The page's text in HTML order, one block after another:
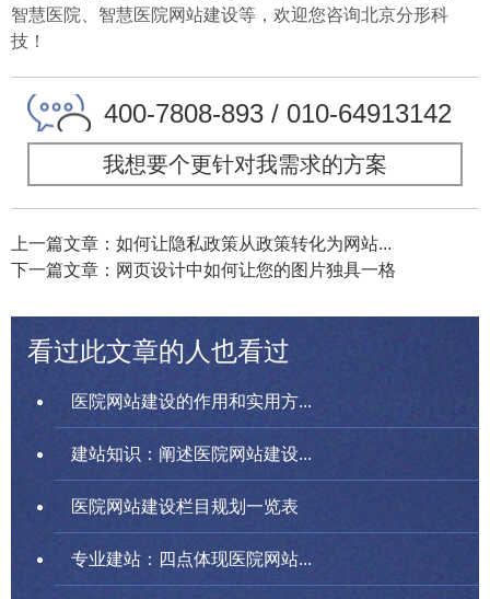
智慧医院、智慧医院网站建设等，欢迎您咨询北京分形科
技！
400-7808-893 / 010-64913142
我想要个更针对我需求的方案
上一篇文章：如何让隐私政策从政策转化为网站...
下一篇文章：网页设计中如何让您的图片独具一格
看过此文章的人也看过
医院网站建设的作用和实用方...
建站知识：阐述医院网站建设...
医院网站建设栏目规划一览表
专业建站：四点体现医院网站...